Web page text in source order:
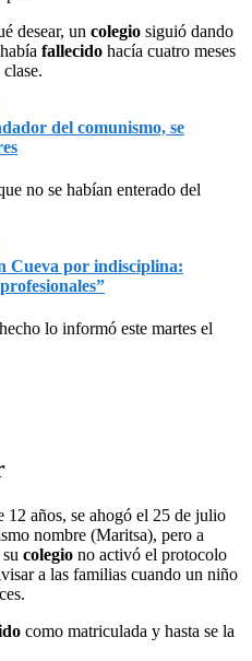
desear, un colegio siguió dando
fallecido hacía cuatro meses
del comunismo, se
no se habían enterado del
Cueva por indisciplina:
lo informó este martes el
12 años, se ahogó el 25 de julio
nombre (Maritsa), pero a
colegio no activó el protocolo
a las familias cuando un niño
como matriculada y hasta se la